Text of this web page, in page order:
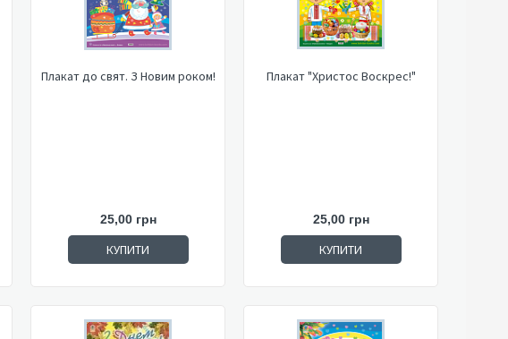
Плакат до свят. З Новим роком!
25,00 грн
КУПИТИ
Плакат "Христос Воскрес!"
25,00 грн
КУПИТИ